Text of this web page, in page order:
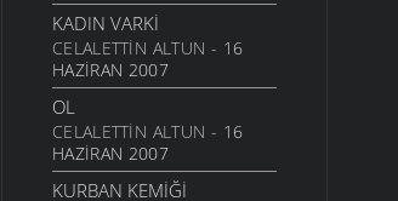
KADIN VARKI
CELALETTIN ALTUN - 16
HAZIRAN 2007
OL
CELALETTIN ALTUN - 16
HAZIRAN 2007
KURBAN KEMIĞI